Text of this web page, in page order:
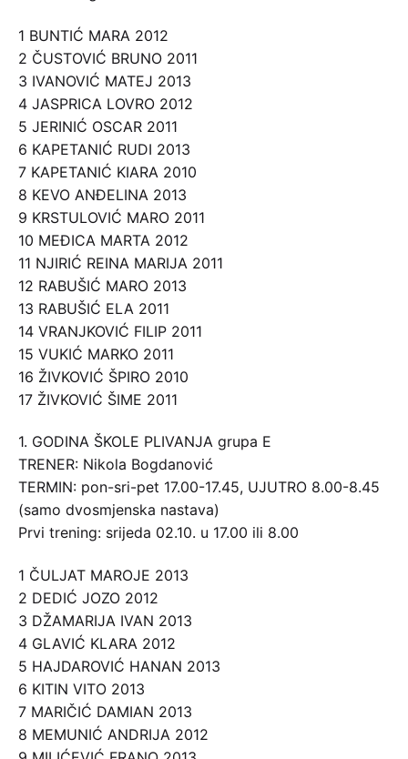
1 BUNTIĆ MARA 2012
2 ČUSTOVIĆ BRUNO 2011
3 IVANOVIĆ MATEJ 2013
4 JASPRICA LOVRO 2012
5 JERINIĆ OSCAR 2011
6 KAPETANIĆ RUDI 2013
7 KAPETANIĆ KIARA 2010
8 KEVO ANĐELINA 2013
9 KRSTULOVIĆ MARO 2011
10 MEĐICA MARTA 2012
11 NJIRIĆ REINA MARIJA 2011
12 RABUŠIĆ MARO 2013
13 RABUŠIĆ ELA 2011
14 VRANJKOVIĆ FILIP 2011
15 VUKIĆ MARKO 2011
16 ŽIVKOVIĆ ŠPIRO 2010
17 ŽIVKOVIĆ ŠIME 2011
1. GODINA ŠKOLE PLIVANJA grupa E
TRENER: Nikola Bogdanović
TERMIN: pon-sri-pet 17.00-17.45, UJUTRO 8.00-8.45
(samo dvosmjenska nastava)
Prvi trening: srijeda 02.10. u 17.00 ili 8.00
1 ČULJAT MAROJE 2013
2 DEDIĆ JOZO 2012
3 DŽAMARIJA IVAN 2013
4 GLAVIĆ KLARA 2012
5 HAJDAROVIĆ HANAN 2013
6 KITIN VITO 2013
7 MARIČIĆ DAMIAN 2013
8 MEMUNIĆ ANDRIJA 2012